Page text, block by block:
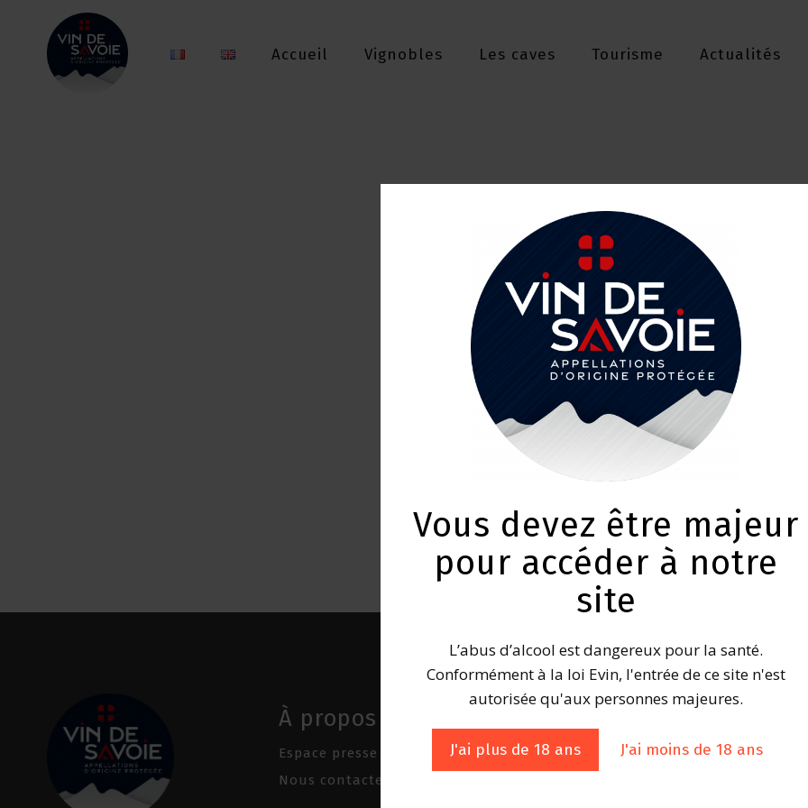
Vous devez être majeur
pour accéder à notre
site
L’abus d’alcool est dangereux pour la santé.
Conformément à la loi Evin, l'entrée de ce site n'est
autorisée qu'aux personnes majeures.
J'ai plus de 18 ans J'ai moins de 18 ans
Accueil Vignobles Les caves Tourisme Actualités
À propos
Espace presse
Nous contacter
Le Comité Inter-professionnel
organisation professionnelle